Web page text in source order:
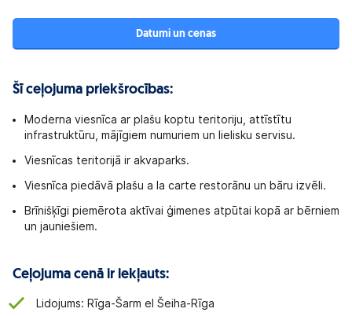
Datumi un cenas
Šī ceļojuma priekšrocības:
Moderna viesnīca ar plašu koptu teritoriju, attīstītu
infrastruktūru, mājīgiem numuriem un lielisku servisu.
Viesnīcas teritorijā ir akvaparks.
Viesnīca piedāvā plašu a la carte restorānu un bāru izvēli.
Brīnišķīgi piemērota aktīvai ģimenes atpūtai kopā ar bērniem
un jauniešiem.
Ceļojuma cenā ir iekļauts:
Lidojums: Rīga-Šarm el Šeiha-Rīga